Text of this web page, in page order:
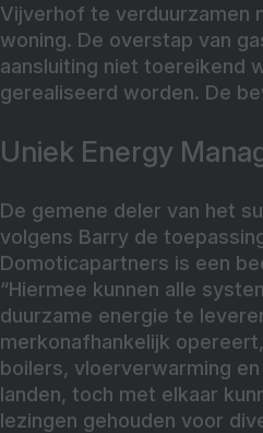
Vijverhof te verduurzamen
woning. De overstap van
aansluiting niet toereikend
gerealiseerd worden. De
Uniek Energy
De gemene deler van het
volgens Barry de
Domoticapartners is een
“Hiermee kunnen alle
duurzame energie te
merkonafhankelijk
boilers, vloerverwarming
landen, toch met elkaar
lezingen gehouden voor